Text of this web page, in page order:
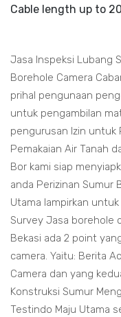
Cable length up to
Jasa Inspeksi Lubang
Borehole Camera
prihal pengunaan
untuk pengambilan
pengurusan Izin
Pemakaian Air Tanah
Bor kami siap
anda Perizinan Sumur
Utama lampirkan
Survey Jasa borehole
Bekasi ada 2 point
camera. Yaitu: Berita
Camera dan yang
Konstruksi Sumur
Testindo Maju Utama